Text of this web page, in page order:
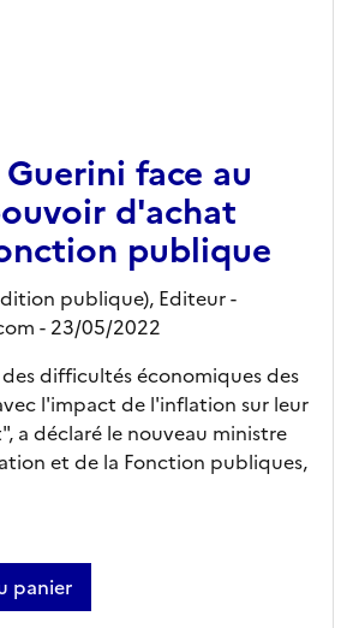
face au
d'achat
publique
publique), Editeur-
- 23/05/2022
difficultés économiques des
l'impact de l'inflation sur leur
a déclaré le nouveau ministre
et de la Fonction publiques,
panier